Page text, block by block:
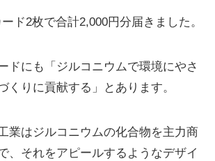
ド2枚で合計2,000円分届きました。
ドにも「ジルコニウムで環境にやさ
くりに貢献する」とあります。
業はジルコニウムの化合物を主力商
、それをアピールするようなデザイ